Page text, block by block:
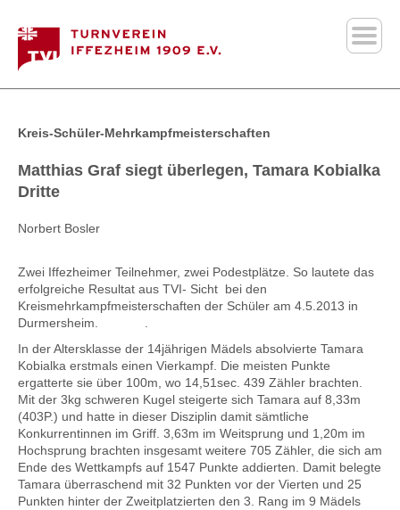
Kreis-Schüler-Mehrkampfmeisterschaften
Matthias Graf siegt überlegen, Tamara Kobialka
Dritte
Norbert Bosler
Zwei Iffezheimer Teilnehmer, zwei Podestplätze. So lautete das
erfolgreiche Resultat aus TVI- Sicht bei den
Kreismehrkampfmeisterschaften der Schüler am 4.5.2013 in
Durmersheim. .
In der Altersklasse der 14jährigen Mädels absolvierte Tamara
Kobialka erstmals einen Vierkampf. Die meisten Punkte
ergatterte sie über 100m, wo 14,51sec. 439 Zähler brachten.
Mit der 3kg schweren Kugel steigerte sich Tamara auf 8,33m
(403P.) und hatte in dieser Disziplin damit sämtliche
Konkurrentinnen im Griff. 3,63m im Weitsprung und 1,20m im
Hochsprung brachten insgesamt weitere 705 Zähler, die sich am
Ende des Wettkampfs auf 1547 Punkte addierten. Damit belegte
Tamara überraschend mit 32 Punkten vor der Vierten und 25
Punkten hinter der Zweitplatzierten den 3. Rang im 9 Mädels